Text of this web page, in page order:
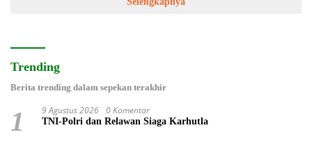
Trending
Berita trending dalam sepekan terakhir
1 9 Agustus 2026 0 Komentar
TNI-Polri dan Relawan Siaga Karhutla